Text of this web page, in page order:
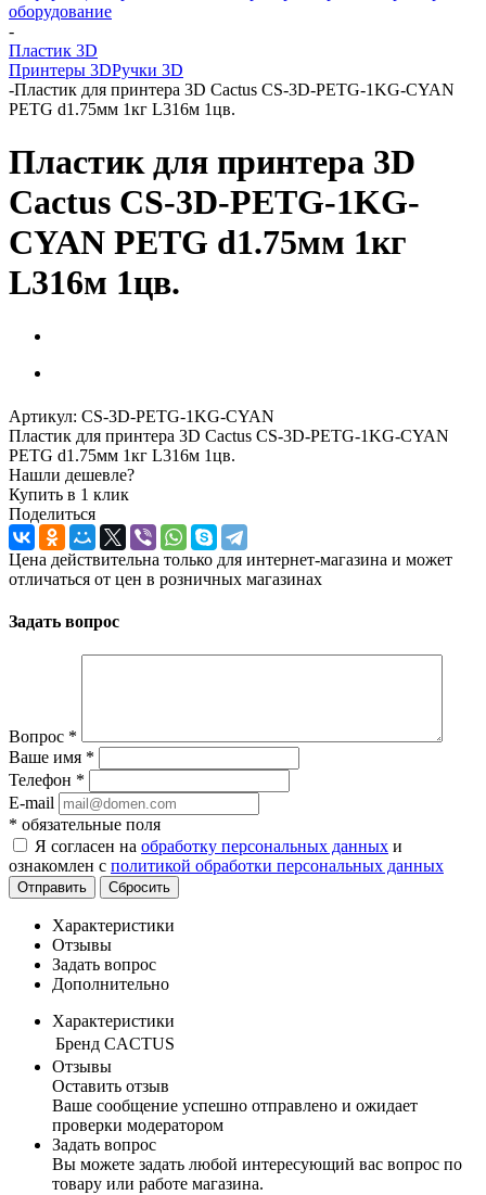
оборудование
-
Пластик 3D
Принтеры 3DРучки 3D
-Пластик для принтера 3D Cactus CS-3D-PETG-1KG-CYAN
PETG d1.75мм 1кг L316м 1цв.
Пластик для принтера 3D
Cactus CS-3D-PETG-1KG-
CYAN PETG d1.75мм 1кг
L316м 1цв.
Артикул: CS-3D-PETG-1KG-CYAN
Пластик для принтера 3D Cactus CS-3D-PETG-1KG-CYAN
PETG d1.75мм 1кг L316м 1цв.
Нашли дешевле?
Купить в 1 клик
Поделиться
Цена действительна только для интернет-магазина и может
отличаться от цен в розничных магазинах
Задать вопрос
Вопрос *
Ваше имя *
Телефон *
E-mail
* обязательные поля
Я согласен на обработку персональных данных и
ознакомлен с политикой обработки персональных данных
Отправить Сбросить
Характеристики
Отзывы
Задать вопрос
Дополнительно
Характеристики
Бренд CACTUS
Отзывы
Оставить отзыв
Ваше сообщение успешно отправлено и ожидает
проверки модератором
Задать вопрос
Вы можете задать любой интересующий вас вопрос по
товару или работе магазина.